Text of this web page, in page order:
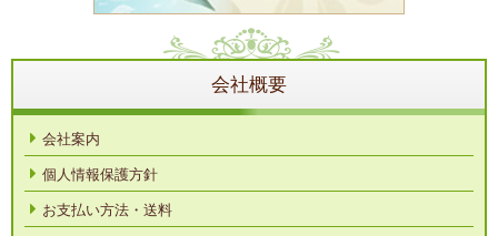
会社概要
会社案内
個人情報保護方針
お支払い方法・送料